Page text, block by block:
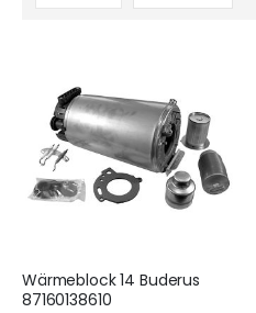
Wärmeblock 14 Buderus
87160138610